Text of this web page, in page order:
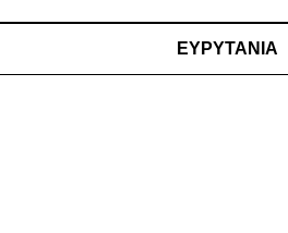
ΕΥΡΥΤΑΝΙΑ